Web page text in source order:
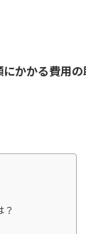
にかかる費用の